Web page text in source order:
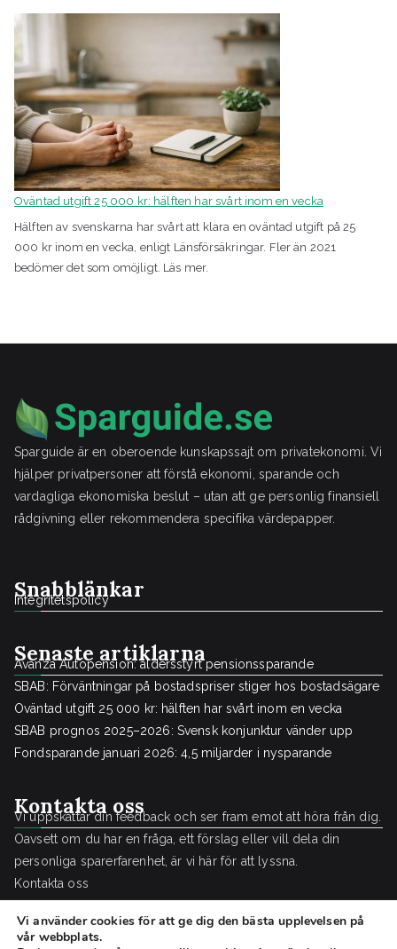
Oväntad utgift 25 000 kr: hälften har svårt inom en vecka
Hälften av svenskarna har svårt att klara en oväntad utgift på 25
000 kr inom en vecka, enligt Länsförsäkringar. Fler än 2021
bedömer det som omöjligt. Läs mer.
Sparguide är en oberoende kunskapssajt om privatekonomi. Vi
hjälper privatpersoner att förstå ekonomi, sparande och
vardagliga ekonomiska beslut – utan att ge personlig finansiell
rådgivning eller rekommendera specifika värdepapper.
Snabblänkar
Integritetspolicy
Senaste artiklarna
Avanza Autopension: åldersstyrt pensionssparande
SBAB: Förväntningar på bostadspriser stiger hos bostadsägare
Oväntad utgift 25 000 kr: hälften har svårt inom en vecka
SBAB prognos 2025–2026: Svensk konjunktur vänder upp
Fondsparande januari 2026: 4,5 miljarder i nysparande
Kontakta oss
Vi uppskattar din feedback och ser fram emot att höra från dig.
Oavsett om du har en fråga, ett förslag eller vill dela din
personliga sparerfarenhet, är vi här för att lyssna.
Kontakta oss
Vi använder cookies för att ge dig den bästa upplevelsen på
vår webbplats.